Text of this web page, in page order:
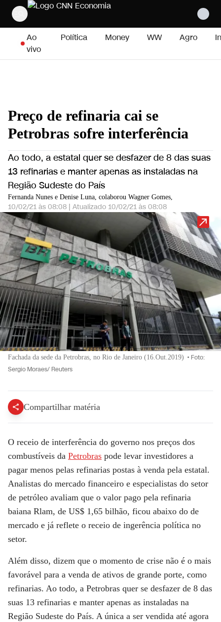
Pular para o conteúdo
Ao
vivo
Política Money WW Agro
Preço de refinaria cai se
Petrobras sofre interferência
Ao todo, a estatal quer se desfazer de 8 das suas
13 refinarias e manter apenas as instaladas na
Região Sudeste do País
Fernanda Nunes e Denise Luna, colaborou Wagner Gomes,
10/02/21 às 08:08 | Atualizado 10/02/21 às 08:08
Fachada da sede da Petrobras, no Rio de Janeiro (16.Out.2019) • Foto:
Sergio Moraes/ Reuters
Compartilhar matéria
O receio de interferência do governo nos preços dos
combustíveis da Petrobras pode levar investidores a
pagar menos pelas refinarias postas à venda pela estatal.
Analistas do mercado financeiro e especialistas do setor
de petróleo avaliam que o valor pago pela refinaria
baiana Rlam, de US$ 1,65 bilhão, ficou abaixo do de
mercado e já reflete o receio de ingerência política no
setor.
Além disso, dizem que o momento de crise não é o mais
favorável para a venda de ativos de grande porte, como
refinarias. Ao todo, a Petrobras quer se desfazer de 8 das
suas 13 refinarias e manter apenas as instaladas na
Região Sudeste do País. A única a ser vendida até agora